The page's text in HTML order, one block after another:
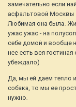
замечательно если
асфальтовой
Любимая она была.
ужас ужас - на
себе домой и вообще
нее есть вся
убеждало)
Да, мы ей даем тепло
собака, то мы ее
нужно.